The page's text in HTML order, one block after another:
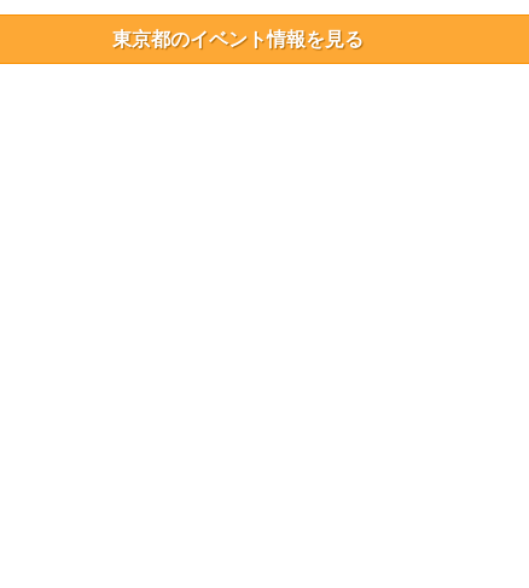
東京都のイベント情報を見る